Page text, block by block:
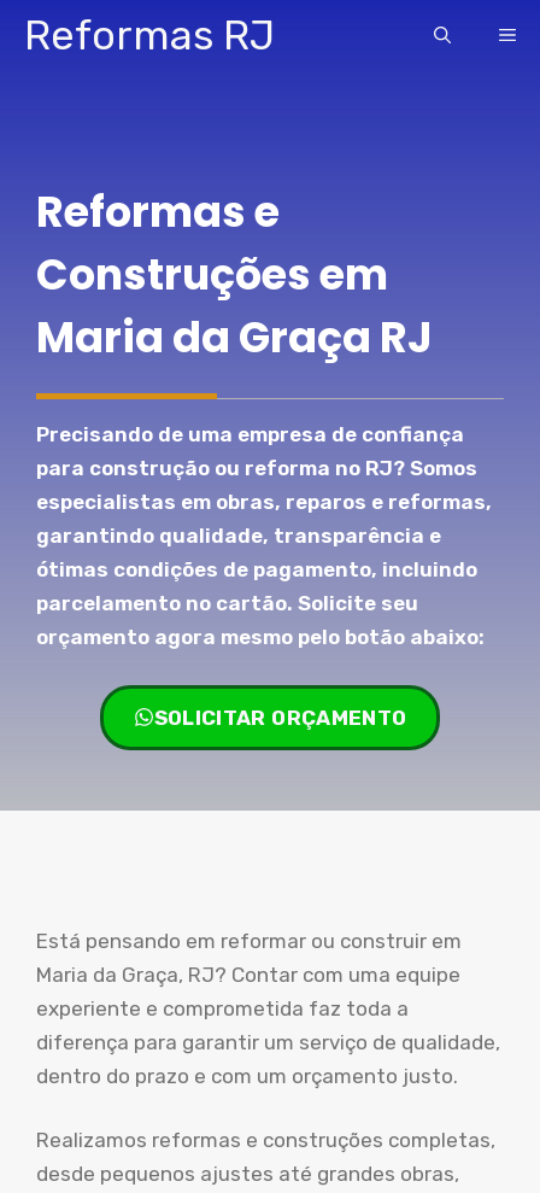
Pular
paraReformas RJ
Reformas e
Construções em
Maria da Graça RJ
Precisando de uma empresa de confiança
para construção ou reforma no RJ? Somos
especialistas em obras, reparos e reformas,
garantindo qualidade, transparência e
ótimas condições de pagamento, incluindo
parcelamento no cartão. Solicite seu
orçamento agora mesmo pelo botão abaixo:
SOLICITAR ORÇAMENTO
Está pensando em reformar ou construir em
Maria da Graça, RJ? Contar com uma equipe
experiente e comprometida faz toda a
diferença para garantir um serviço de qualidade,
dentro do prazo e com um orçamento justo.
Realizamos reformas e construções completas,
desde pequenos ajustes até grandes obras,